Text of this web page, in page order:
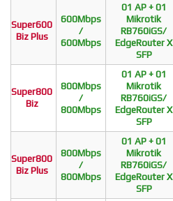
Super600
Biz Plus
600Mbps
/
600Mbps
01 AP + 01
Mikrotik
RB760iGS/
EdgeRouter X
SFP
Super800
Biz
800Mbps
/
800Mbps
01 AP + 01
Mikrotik
RB760iGS/
EdgeRouter X
SFP
Super800
Biz Plus
800Mbps
/
800Mbps
01 AP + 01
Mikrotik
RB760iGS/
EdgeRouter X
SFP